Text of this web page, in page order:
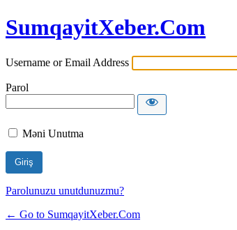
SumqayitXeber.Com
Username or Email Address
Parol
Məni Unutma
Parolunuzu unutdunuzmu?
← Go to SumqayitXeber.Com